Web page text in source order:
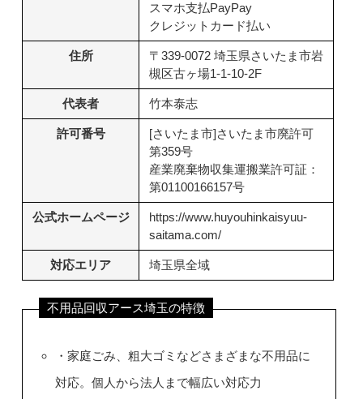
スマホ支払PayPay
クレジットカード払い
住所
〒339-0072 埼玉県さいたま市岩
槻区古ヶ場1-1-10-2F
代表者 竹本泰志
許可番号
[さいたま市]さいたま市廃許可
第359号
産業廃棄物収集運搬業許可証：
第01100166157号
公式ホームページ
https://www.huyouhinkaisyuu-
saitama.com/
対応エリア 埼玉県全域
不用品回収アース埼玉の特徴
・家庭ごみ、粗大ゴミなどさまざまな不用品に
対応。個人から法人まで幅広い対応力